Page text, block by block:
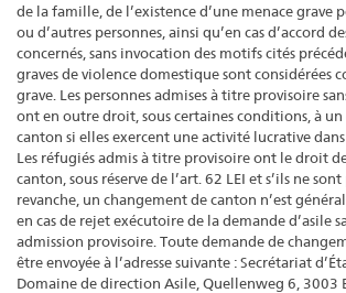
de la famille, de l’existence d’une menace grave
ou d’autres personnes, ainsi qu’en cas d’accord
concernés, sans invocation des motifs cités
graves de violence domestique sont considérées
grave. Les personnes admises à titre provisoire
ont en outre droit, sous certaines conditions, à
canton si elles exercent une activité lucrative
Les réfugiés admis à titre provisoire ont le droit
canton, sous réserve de l’art. 62 LEI et s’ils ne
revanche, un changement de canton n’est
en cas de rejet exécutoire de la demande d’asile
admission provisoire. Toute demande de
être envoyée à l’adresse suivante : Secrétariat
Domaine de direction Asile, Quellenweg 6, 3003